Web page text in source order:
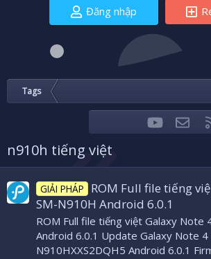
Đăng nhập
Tags
FacebookTwitteryoutube
n910h tiếng việt
GIẢI PHÁP
ROM Full file tiếng
SM-N910H Android 6.0.1
ROM Full file tiếng việt Galaxy Note
Android 6.0.1 Update Galaxy Note
N910HXXS2DQH5 Android 6.0.1